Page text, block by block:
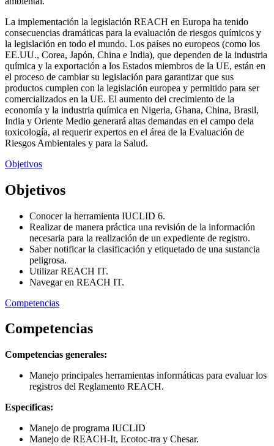
La implementación la legislación REACH en Europa ha tenido
consecuencias dramáticas para la evaluación de riesgos químicos y
la legislación en todo el mundo. Los países no europeos (como los
EE.UU., Corea, Japón, China e India), que dependen de la industria
química y la exportación a los Estados miembros de la UE, están en
el proceso de cambiar su legislación para garantizar que sus
productos cumplen con la legislación europea y permitido para ser
comercializados en la UE. El aumento del crecimiento de la
economía y la industria química en Nigeria, Ghana, China, Brasil,
India y Oriente Medio generará altas demandas en el campo dela
toxicología, al requerir expertos en el área de la Evaluación de
Riesgos Ambientales y para la Salud.
Objetivos
Objetivos
Conocer la herramienta IUCLID 6.
Realizar de manera práctica una revisión de la información
necesaria para la realización de un expediente de registro.
Saber notificar la clasificación y etiquetado de una sustancia
peligrosa.
Utilizar REACH IT.
Navegar en REACH IT.
Competencias
Competencias
Competencias generales:
Manejo principales herramientas informáticas para evaluar los
registros del Reglamento REACH.
Específicas:
Manejo de programa IUCLID
Manejo de REACH-It, Ecotoc-tra y Chesar.